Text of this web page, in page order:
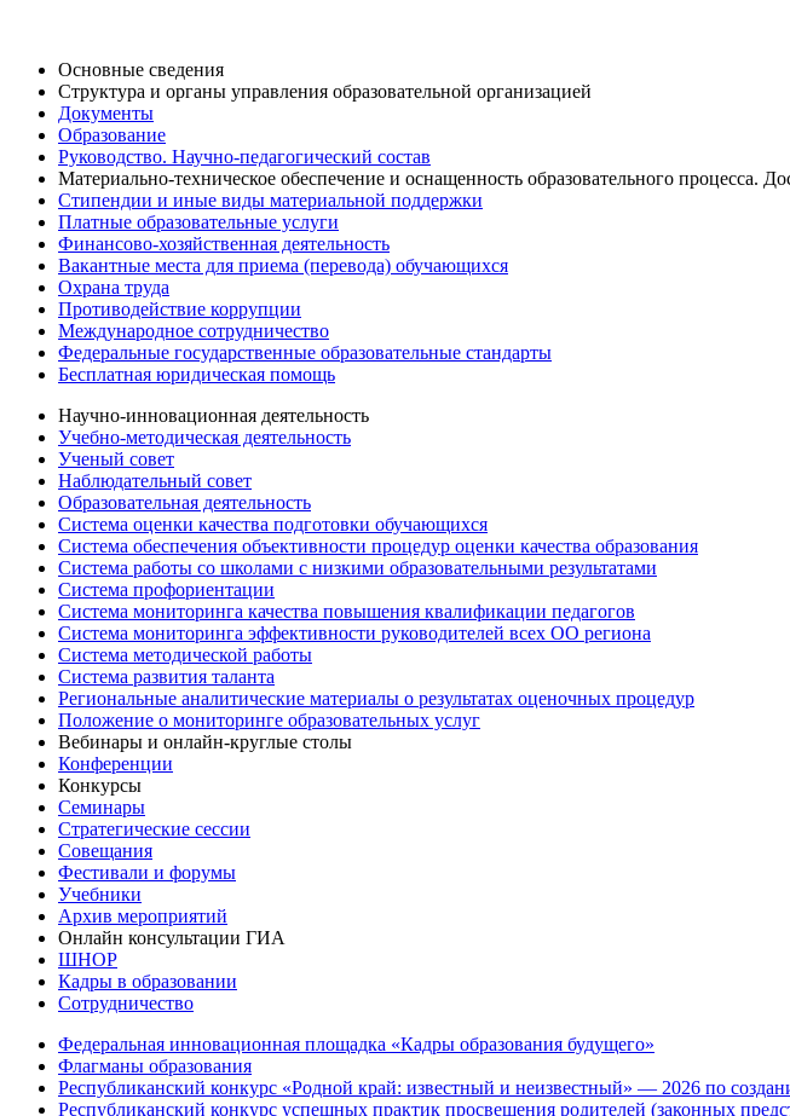
Основные сведения
Структура и органы управления образовательной организацией
Документы
Образование
Руководство. Научно-педагогический состав
Материально-техническое обеспечение и оснащенность образовательного процесса.
Стипендии и иные виды материальной поддержки
Платные образовательные услуги
Финансово-хозяйственная деятельность
Вакантные места для приема (перевода) обучающихся
Охрана труда
Противодействие коррупции
Международное сотрудничество
Федеральные государственные образовательные стандарты
Бесплатная юридическая помощь
Научно-инновационная деятельность
Учебно-методическая деятельность
Ученый совет
Наблюдательный совет
Образовательная деятельность
Система оценки качества подготовки обучающихся
Система обеспечения объективности процедур оценки качества образования
Система работы со школами с низкими образовательными результатами
Система профориентации
Система мониторинга качества повышения квалификации педагогов
Система мониторинга эффективности руководителей всех ОО региона
Система методической работы
Система развития таланта
Региональные аналитические материалы о результатах оценочных процедур
Положение о мониторинге образовательных услуг
Вебинары и онлайн-круглые столы
Конференции
Конкурсы
Семинары
Стратегические сессии
Совещания
Фестивали и форумы
Учебники
Архив мероприятий
Онлайн консультации ГИА
ШНОР
Кадры в образовании
Сотрудничество
Федеральная инновационная площадка «Кадры образования будущего»
Флагманы образования
Республиканский конкурс «Родной край: известный и неизвестный» — 2026 по
Республиканский конкурс успешных практик просвещения родителей (законных